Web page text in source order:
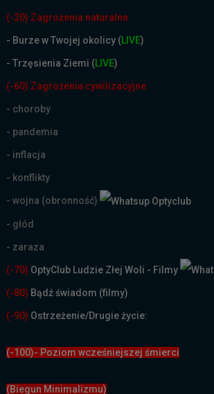
(-20) Zagrożenia naturalne
- Burze w Twojej okolicy (LIVE)
- Trzęsienia Ziemi (LIVE)
(-60) Zagrożenia cywilizacyjne
- choroby
- pandemia
- inflacja
- konflikty
- wojna (obronność)
- głód
- zaraza
(-70) OptyClub Ludzie Złej Woli - Filmy
(-80) Bądź świadom (filmy)
(-90) Ostrzeżenie/Drugie życie:
(-100)- Poziom wcześniejszej śmierci
(Biegun Minimalizmu)